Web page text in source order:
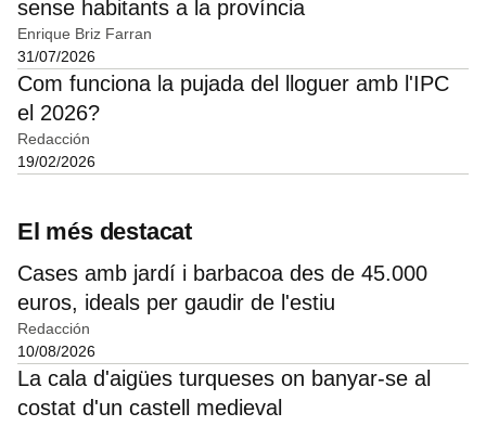
sense habitants a la província
Enrique Briz Farran
31/07/2026
Com funciona la pujada del lloguer amb l'IPC
el 2026?
Redacción
19/02/2026
El més destacat
Cases amb jardí i barbacoa des de 45.000
euros, ideals per gaudir de l'estiu
Redacción
10/08/2026
La cala d'aigües turqueses on banyar-se al
costat d'un castell medieval